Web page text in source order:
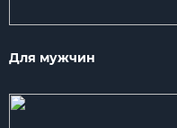
Для мужчин